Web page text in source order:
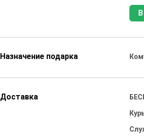
Назначение подарка
Доставка